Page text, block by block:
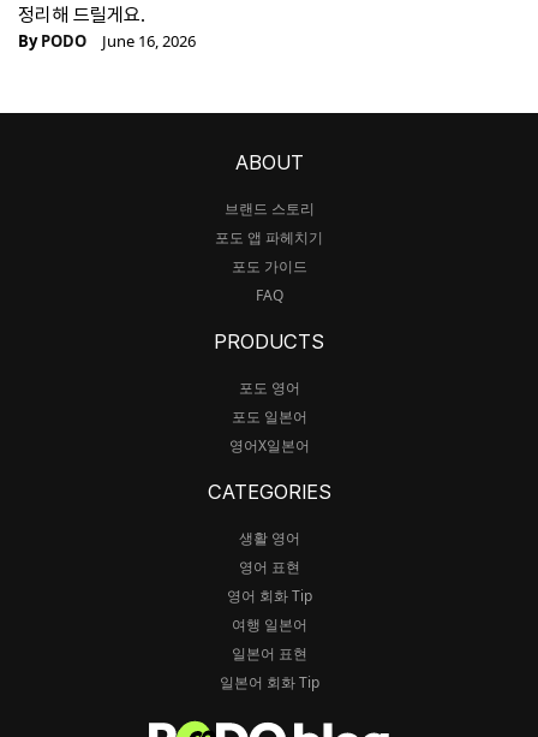
정리해 드릴게요.
ByPODO June 16, 2026
ABOUT
브랜드 스토리
포도 앱 파헤치기
포도 가이드
FAQ
PRODUCTS
포도 영어
포도 일본어
영어X일본어
CATEGORIES
생활 영어
영어 표현
영어 회화 Tip
여행 일본어
일본어 표현
일본어 회화 Tip